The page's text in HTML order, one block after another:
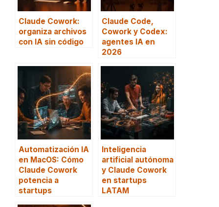
Claude Cowork:
organiza archivos
con IA sin código
Claude Code,
Cowork y Codex:
agentes IA en
2026
Automatización IA
en MacOS: Cómo
Claude Cowork
potencia a
startups
Inteligencia
artificial autónoma
y Claude Cowork
en startups
LATAM